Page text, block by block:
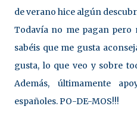
de verano hice algún
Todavía no me pagan pero
sabéis que me gusta
gusta, lo que veo y sobre
Además, últimamente
españoles. PO-DE-MOS!!!